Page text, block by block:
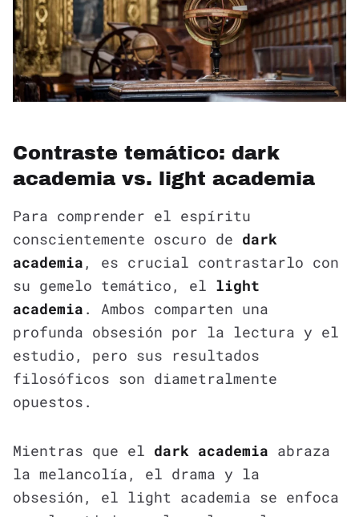
Contraste temático: dark
academia vs. light academia
Para comprender el espíritu
conscientemente oscuro de dark
academia , es crucial contrastarlo con
su gemelo temático, el light
academia . Ambos comparten una
profunda obsesión por la lectura y el
estudio, pero sus resultados
filosóficos son diametralmente
opuestos.
Mientras que el dark academia abraza
la melancolía, el drama y la
obsesión, el light academia se enfoca